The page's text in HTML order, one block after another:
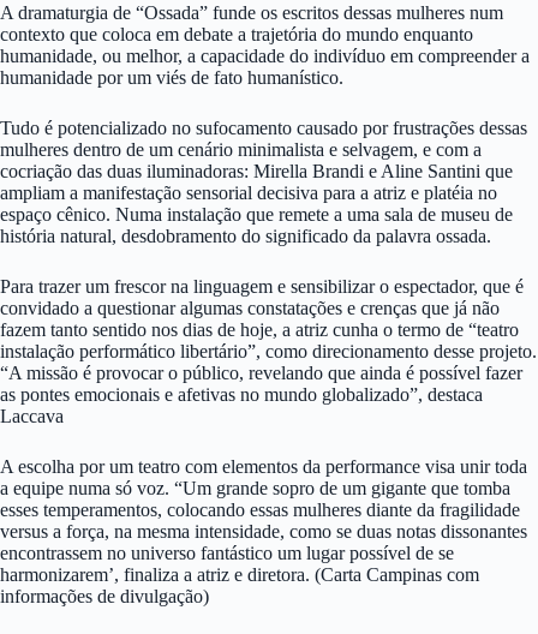
A dramaturgia de “Ossada” funde os escritos dessas mulheres num
contexto que coloca em debate a trajetória do mundo enquanto
humanidade, ou melhor, a capacidade do indivíduo em compreender a
humanidade por um viés de fato humanístico.
Tudo é potencializado no sufocamento causado por frustrações dessas
mulheres dentro de um cenário minimalista e selvagem, e com a
cocriação das duas iluminadoras: Mirella Brandi e Aline Santini que
ampliam a manifestação sensorial decisiva para a atriz e platéia no
espaço cênico. Numa instalação que remete a uma sala de museu de
história natural, desdobramento do significado da palavra ossada.
Para trazer um frescor na linguagem e sensibilizar o espectador, que é
convidado a questionar algumas constatações e crenças que já não
fazem tanto sentido nos dias de hoje, a atriz cunha o termo de “teatro
instalação performático libertário”, como direcionamento desse projeto.
“A missão é provocar o público, revelando que ainda é possível fazer
as pontes emocionais e afetivas no mundo globalizado”, destaca
Laccava
A escolha por um teatro com elementos da performance visa unir toda
a equipe numa só voz. “Um grande sopro de um gigante que tomba
esses temperamentos, colocando essas mulheres diante da fragilidade
versus a força, na mesma intensidade, como se duas notas dissonantes
encontrassem no universo fantástico um lugar possível de se
harmonizarem’, finaliza a atriz e diretora. (Carta Campinas com
informações de divulgação)